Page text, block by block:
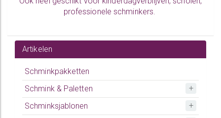
professionele schminkers.
Artikelen
Schminkpakketten
Schmink & Paletten
Schminksjablonen